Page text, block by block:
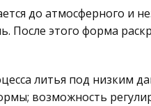
до атмосферного и
После этого форма
литья под низким
возможность